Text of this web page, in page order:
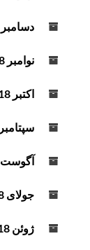
دسامبر 2018
نوامبر 2018
اکتبر 2018
سپتامبر 2018
آگوست 2018
جولای 2018
ژوئن 2018